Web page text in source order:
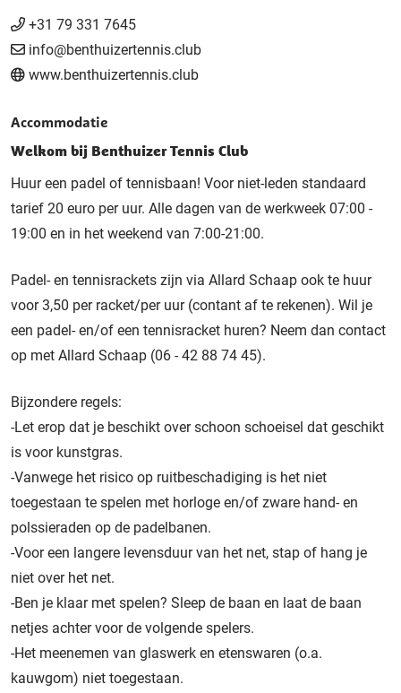
+31 79 331 7645
info@benthuizertennis.club
www.benthuizertennis.club
Accommodatie
Welkom bij Benthuizer Tennis Club
Huur een padel of tennisbaan! Voor niet-leden standaard
tarief 20 euro per uur. Alle dagen van de werkweek 07:00 -
19:00 en in het weekend van 7:00-21:00.
Padel- en tennisrackets zijn via Allard Schaap ook te huur
voor 3,50 per racket/per uur (contant af te rekenen). Wil je
een padel- en/of een tennisracket huren? Neem dan contact
op met Allard Schaap (06 - 42 88 74 45).
Bijzondere regels:
-Let erop dat je beschikt over schoon schoeisel dat geschikt
is voor kunstgras.
-Vanwege het risico op ruitbeschadiging is het niet
toegestaan te spelen met horloge en/of zware hand- en
polssieraden op de padelbanen.
-Voor een langere levensduur van het net, stap of hang je
niet over het net.
-Ben je klaar met spelen? Sleep de baan en laat de baan
netjes achter voor de volgende spelers.
-Het meenemen van glaswerk en etenswaren (o.a.
kauwgom) niet toegestaan.